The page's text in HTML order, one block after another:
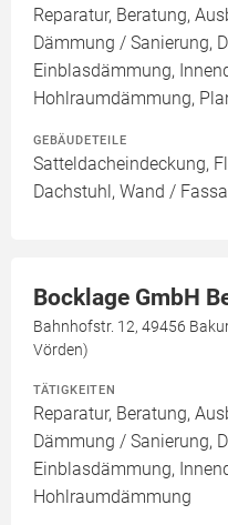
Reparatur, Beratung,
Dämmung / Sanierung,
Einblasdämmung,
Hohlraumdämmung,
GEBÄUDETEILE
Satteldacheindeckung,
Dachstuhl, Wand /
Bocklage GmbH
Bahnhofstr. 12, 49456
Vörden)
TÄTIGKEITEN
Reparatur, Beratung,
Dämmung / Sanierung,
Einblasdämmung,
Hohlraumdämmung